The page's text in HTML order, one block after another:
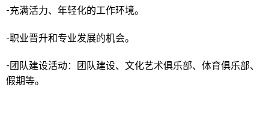
-充满活力、年轻化的工作环境。
-职业晋升和专业发展的机会。
-团队建设活动：团队建设、文化艺术俱乐部、体育俱乐部、
假期等。